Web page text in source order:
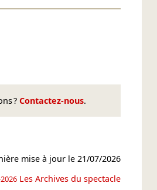
? Contactez-nous.
mise à jour le21/07/2026
Les Archives du spectacle